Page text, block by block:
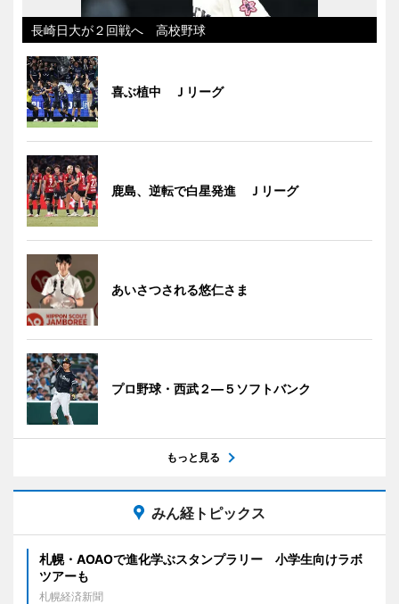
長崎日大が２回戦へ 高校野球
喜ぶ植中 Ｊリーグ
鹿島、逆転で白星発進 Ｊリーグ
あいさつされる悠仁さま
プロ野球・西武２―５ソフトバンク
もっと見る
みん経トピックス
札幌・AOAOで進化学ぶスタンプラリー 小学生向けラボ
ツアーも
札幌経済新聞